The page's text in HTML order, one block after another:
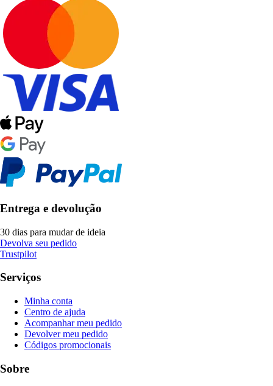
Entrega e devolução
30 dias para mudar de ideia
Devolva seu pedido
Trustpilot
Serviços
Minha conta
Centro de ajuda
Acompanhar meu pedido
Devolver meu pedido
Códigos promocionais
Sobre